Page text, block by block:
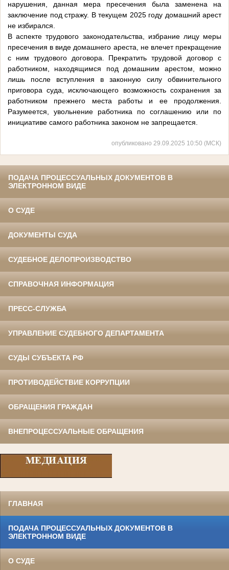
нарушения, данная мера пресечения была заменена на
заключение под стражу. В текущем 2025 году домашний арест
не избирался.
В аспекте трудового законодательства, избрание лицу меры
пресечения в виде домашнего ареста, не влечет прекращение
с ним трудового договора. Прекратить трудовой договор с
работником, находящимся под домашним арестом, можно
лишь после вступления в законную силу обвинительного
приговора суда, исключающего возможность сохранения за
работником прежнего места работы и ее продолжения.
Разумеется, увольнение работника по соглашению или по
инициативе самого работника законом не запрещается.
опубликовано 29.09.2025 10:50 (МСК)
ПОДАЧА ПРОЦЕССУАЛЬНЫХ ДОКУМЕНТОВ В
ЭЛЕКТРОННОМ ВИДЕ
О СУДЕ
ДОКУМЕНТЫ СУДА
СУДЕБНОЕ ДЕЛОПРОИЗВОДСТВО
СПРАВОЧНАЯ ИНФОРМАЦИЯ
ПРЕСС-СЛУЖБА
УПРАВЛЕНИЕ СУДЕБНОГО ДЕПАРТАМЕНТА
СУДЫ СУБЪЕКТА РФ
ПРОТИВОДЕЙСТВИЕ КОРРУПЦИИ
ОБРАЩЕНИЯ ГРАЖДАН
ВНЕПРОЦЕССУАЛЬНЫЕ ОБРАЩЕНИЯ
ГЛАВНАЯ
ПОДАЧА ПРОЦЕССУАЛЬНЫХ ДОКУМЕНТОВ В
ЭЛЕКТРОННОМ ВИДЕ
О СУДЕ